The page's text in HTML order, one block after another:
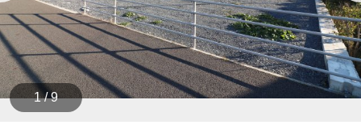
1 / 9